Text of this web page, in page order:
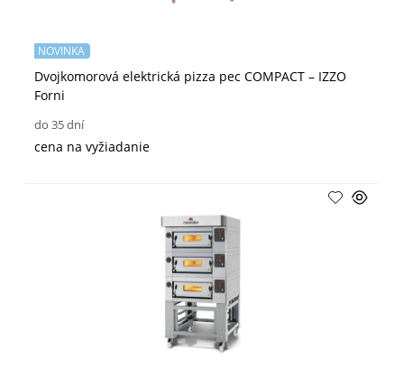
Dvojkomorová elektrická pizza pec COMPACT – IZZO
Forni
NOVINKA
do 35 dní
cena na vyžiadanie